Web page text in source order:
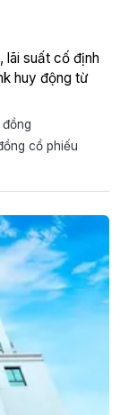
lãi suất cố định
huy động từ
cổ phiếu